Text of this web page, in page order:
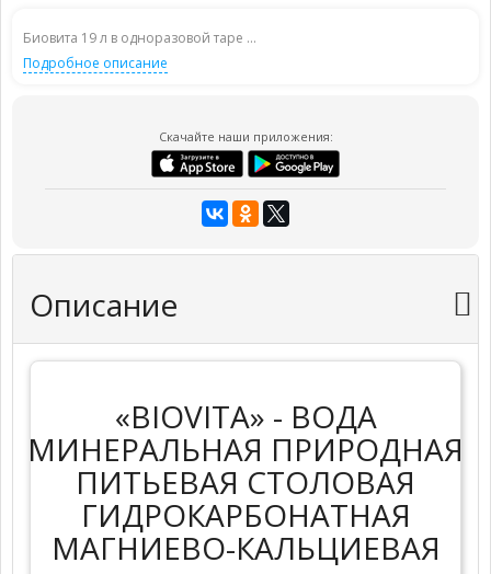
Биовита 19 л в одноразовой таре ...
Подробное описание
Скачайте наши приложения:
Описание
«BIOVITA» - ВОДА
МИНЕРАЛЬНАЯ ПРИРОДНАЯ
ПИТЬЕВАЯ СТОЛОВАЯ
ГИДРОКАРБОНАТНАЯ
МАГНИЕВО-КАЛЬЦИЕВАЯ